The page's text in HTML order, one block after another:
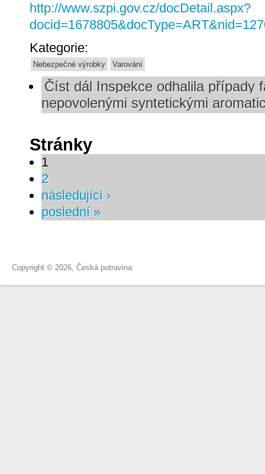
http://www.szpi.gov.cz/docDetail.aspx?
Kategorie:
Nebezpečné výrobky Varování
Číst dál Inspekce odhalila případy
nepovolenými syntetickými
Stránky
1
2
následující ›
poslední »
Copyright © 2026, Česká potravina.